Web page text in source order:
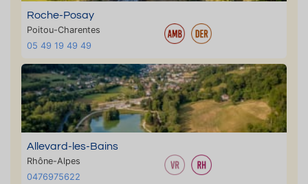
Roche-Posay
Poitou-Charentes
05 49 19 49 49
Allevard-les-Bains
Rhône-Alpes
0476975622